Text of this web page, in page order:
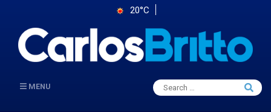
20°C
MENU
Search
for:
Search